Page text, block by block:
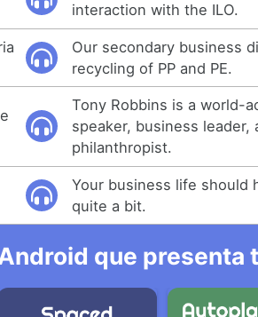
interaction with the ILO.
Our secondary business
recycling of PP and PE.
Tony Robbins is a world-
speaker, business leader,
philanthropist.
Your business life should
quite a bit.
que